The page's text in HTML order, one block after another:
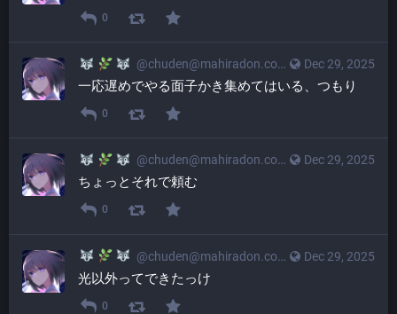
0
Dec 29, 2025
@chuden@mahiradon.com
一応遅めでやる面子かき集めてはいる、つもり
0
Dec 29, 2025
@chuden@mahiradon.com
ちょっとそれで頼む
0
Dec 29, 2025
@chuden@mahiradon.com
光以外ってできたっけ
0